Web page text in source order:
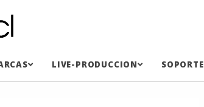
LIVE-PRODUCCION SOPORTE